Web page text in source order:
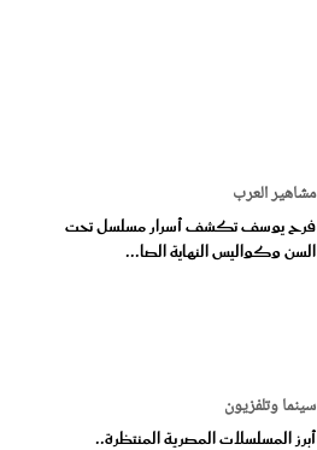
مشاهير العرب
فرح يوسف تكشف أسرار مسلسل تحت
السن وكواليس النهاية الصا...
سينما وتلفزيون
أبرز المسلسلات المصرية المنتظرة..